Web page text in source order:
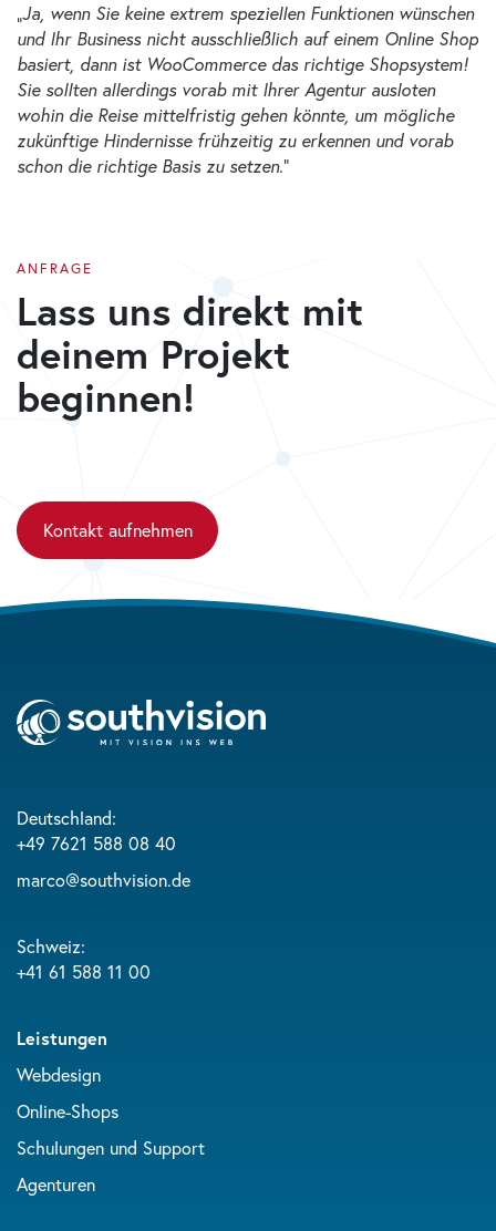
„Ja, wenn Sie keine extrem speziellen Funktionen wünschen
und Ihr Business nicht ausschließlich auf einem Online Shop
basiert, dann ist WooCommerce das richtige Shopsystem!
Sie sollten allerdings vorab mit Ihrer Agentur ausloten
wohin die Reise mittelfristig gehen könnte, um mögliche
zukünftige Hindernisse frühzeitig zu erkennen und vorab
schon die richtige Basis zu setzen.“
ANFRAGE
Lass uns direkt mit
deinem Projekt
beginnen!
Kontakt aufnehmen
Deutschland:
+49 7621 588 08 40
marco@southvision.de
Schweiz:
+41 61 588 11 00
Leistungen
Webdesign
Online-Shops
Schulungen und Support
Agenturen